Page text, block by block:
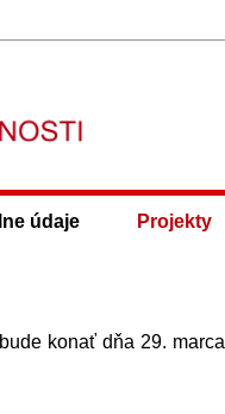
údaje Projekty
konať dňa 29. marca